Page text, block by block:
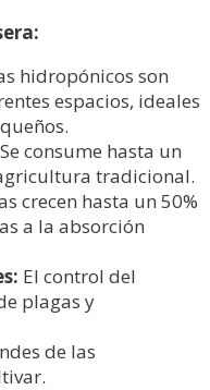
hidropónicos son
espacios, ideales
Se consume hasta un
tradicional.
crecen hasta un 50%
a la absorción
El control del
plagas y
de las